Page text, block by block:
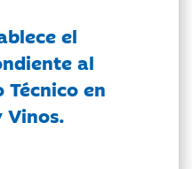
el
al
en
Vinos.